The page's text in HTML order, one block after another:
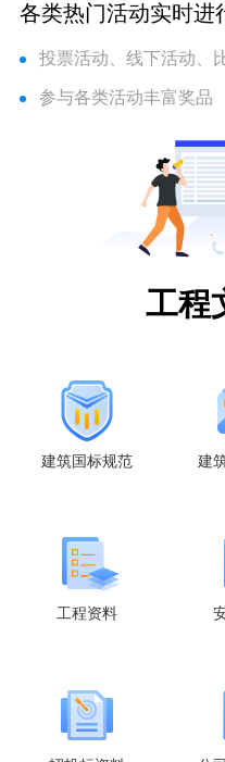
各类热门活动实时进
投票活动、线下活动、
参与各类活动丰富奖品
工程
建筑国标规范 建
工程资料